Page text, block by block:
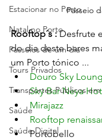
Estacionar no Porto
Natal no Porto
Passeios de um dia
Tours Privados
Transportes Públicos
Saúde
Saúde Digital
Passeio
Rooftop´s : Desfrute
do dia deste bares
um Porto tónico ...
Douro Sky
Sky Bar Neya
Mirajazz
Rooftop
Portobello